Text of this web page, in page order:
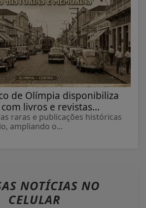
de Olímpia disponibiliza
livros e revistas...
raras e publicações históricas
ampliando o...
NOTÍCIAS NO
CELULAR